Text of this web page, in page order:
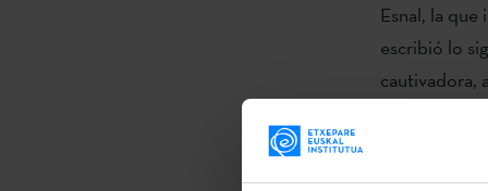
Esnal, la
escribió lo
cautivadora,